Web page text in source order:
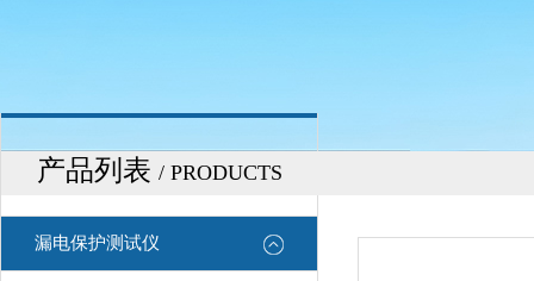
产品列表 / PRODUCTS
漏电保护测试仪